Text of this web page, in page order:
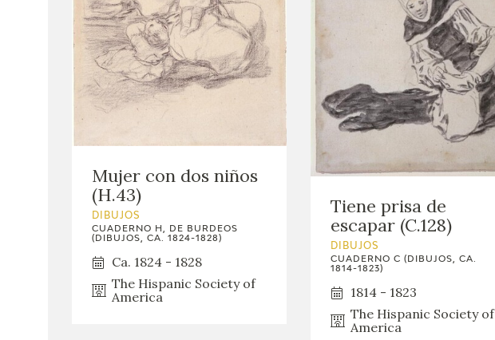
Mujer con dos niños
(H.43)
DIBUJOS
CUADERNO H, DE BURDEOS
(DIBUJOS, CA. 1824-1828)
Ca. 1824 - 1828
The Hispanic Society of
America
Tiene prisa de
escapar (C.128)
DIBUJOS
CUADERNO C (DIBUJOS, CA.
1814-1823)
1814 - 1823
The Hispanic Society of
America